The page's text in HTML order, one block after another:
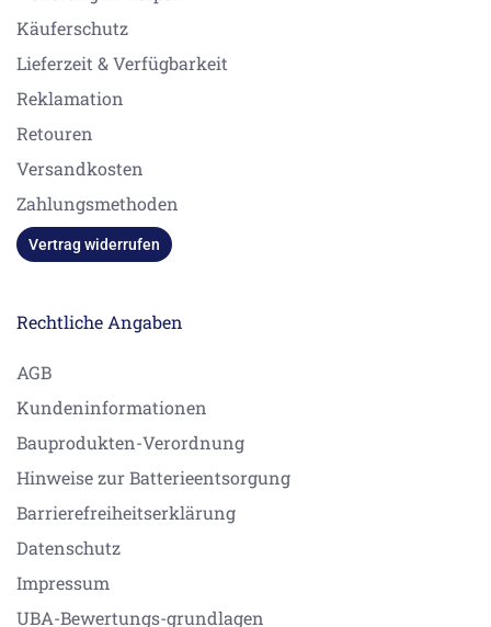
Käuferschutz
Lieferzeit & Verfügbarkeit
Reklamation
Retouren
Versandkosten
Zahlungsmethoden
Vertrag widerrufen
Rechtliche Angaben
AGB
Kundeninformationen
Bauprodukten-Verordnung
Hinweise zur Batterieentsorgung
Barrierefreiheitserklärung
Datenschutz
Impressum
UBA-Bewertungs-grundlagen